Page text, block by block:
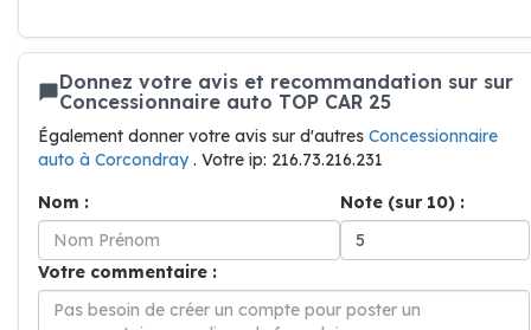
Donnez votre avis et recommandation sur sur
Concessionnaire auto TOP CAR 25
Également donner votre avis sur d'autres Concessionnaire
auto à Corcondray. Votre ip: 216.73.216.231
Nom :
Note (sur 10) :
Votre commentaire :